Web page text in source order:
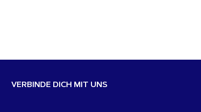
VERBINDE DICH MIT UNS